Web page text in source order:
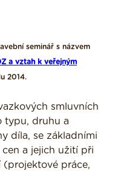
seminář s názvem
a vztah k veřejným
2014.
smluvních
typu, druhu a
díla, se základními
a jejich užití při
(projektové práce,